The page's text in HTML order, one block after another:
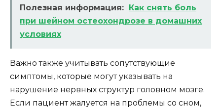
Полезная информация: Как снять боль
при шейном остеохондрозе в домашних
условиях
Важно также учитывать сопутствующие
симптомы, которые могут указывать на
нарушение нервных структур головном мозге.
Если пациент жалуется на проблемы со сном,